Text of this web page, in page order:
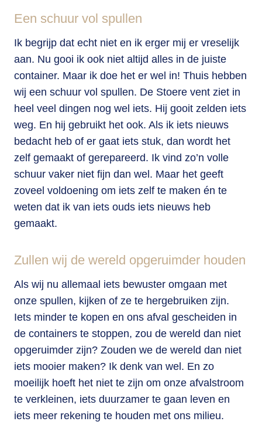
Een schuur vol spullen
Ik begrijp dat echt niet en ik erger mij er vreselijk
aan. Nu gooi ik ook niet altijd alles in de juiste
container. Maar ik doe het er wel in! Thuis hebben
wij een schuur vol spullen. De Stoere vent ziet in
heel veel dingen nog wel iets. Hij gooit zelden iets
weg. En hij gebruikt het ook. Als ik iets nieuws
bedacht heb of er gaat iets stuk, dan wordt het
zelf gemaakt of gerepareerd. Ik vind zo’n volle
schuur vaker niet fijn dan wel. Maar het geeft
zoveel voldoening om iets zelf te maken én te
weten dat ik van iets ouds iets nieuws heb
gemaakt.
Zullen wij de wereld opgeruimder houden
Als wij nu allemaal iets bewuster omgaan met
onze spullen, kijken of ze te hergebruiken zijn.
Iets minder te kopen en ons afval gescheiden in
de containers te stoppen, zou de wereld dan niet
opgeruimder zijn? Zouden we de wereld dan niet
iets mooier maken? Ik denk van wel. En zo
moeilijk hoeft het niet te zijn om onze afvalstroom
te verkleinen, iets duurzamer te gaan leven en
iets meer rekening te houden met ons milieu.